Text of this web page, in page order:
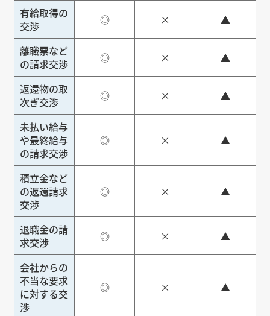
有給取得の
交渉
◎ × ▲
離職票など
の請求交渉
◎ × ▲
返還物の取
次ぎ交渉
◎ × ▲
未払い給与
や最終給与
の請求交渉
◎ × ▲
積立金など
の返還請求
交渉
◎ × ▲
退職金の請
求交渉
◎ × ▲
会社からの
不当な要求
に対する交
渉
◎ × ▲